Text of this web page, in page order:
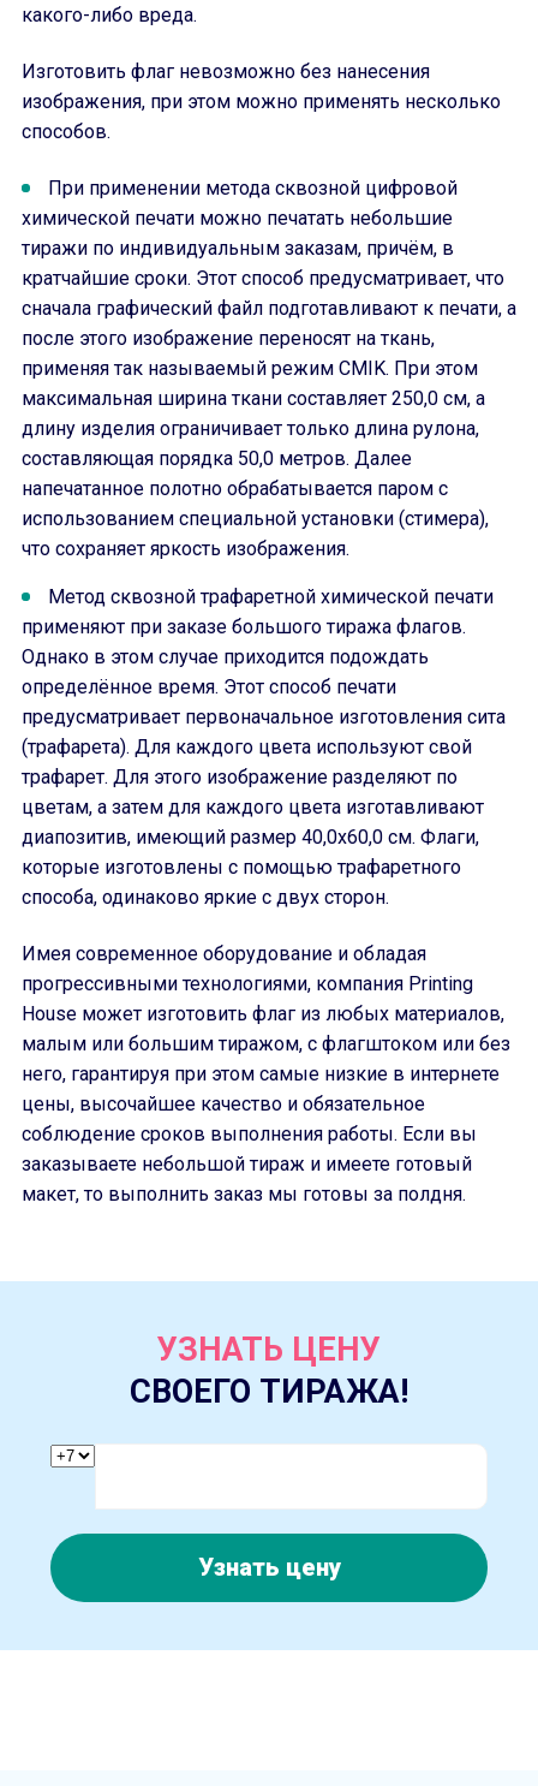
какого-либо вреда.
Изготовить флаг невозможно без нанесения
изображения, при этом можно применять несколько
способов.
При применении метода сквозной цифровой
химической печати можно печатать небольшие
тиражи по индивидуальным заказам, причём, в
кратчайшие сроки. Этот способ предусматривает, что
сначала графический файл подготавливают к печати, а
после этого изображение переносят на ткань,
применяя так называемый режим CMIK. При этом
максимальная ширина ткани составляет 250,0 см, а
длину изделия ограничивает только длина рулона,
составляющая порядка 50,0 метров. Далее
напечатанное полотно обрабатывается паром с
использованием специальной установки (стимера),
что сохраняет яркость изображения.
Метод сквозной трафаретной химической печати
применяют при заказе большого тиража флагов.
Однако в этом случае приходится подождать
определённое время. Этот способ печати
предусматривает первоначальное изготовления сита
(трафарета). Для каждого цвета используют свой
трафарет. Для этого изображение разделяют по
цветам, а затем для каждого цвета изготавливают
диапозитив, имеющий размер 40,0х60,0 см. Флаги,
которые изготовлены с помощью трафаретного
способа, одинаково яркие с двух сторон.
Имея современное оборудование и обладая
прогрессивными технологиями, компания Printing
House может изготовить флаг из любых материалов,
малым или большим тиражом, с флагштоком или без
него, гарантируя при этом самые низкие в интернете
цены, высочайшее качество и обязательное
соблюдение сроков выполнения работы. Если вы
заказываете небольшой тираж и имеете готовый
макет, то выполнить заказ мы готовы за полдня.
УЗНАТЬ ЦЕНУ
СВОЕГО ТИРАЖА!
Узнать цену